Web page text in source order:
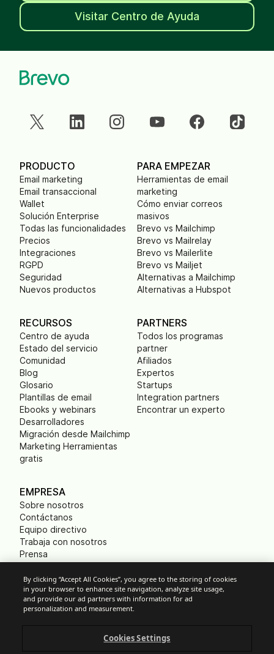
Visitar Centro de Ayuda
PRODUCTO
Email marketing
Email transaccional
Wallet
Solución Enterprise
Todas las funcionalidades
Precios
Integraciones
RGPD
Seguridad
Nuevos productos
PARA EMPEZAR
Herramientas de email
marketing
Cómo enviar correos
masivos
Brevo vs Mailchimp
Brevo vs Mailrelay
Brevo vs Mailerlite
Brevo vs Mailjet
Alternativas a Mailchimp
Alternativas a Hubspot
RECURSOS
Centro de ayuda
Estado del servicio
Comunidad
Blog
Glosario
Plantillas de email
Ebooks y webinars
Desarrolladores
Migración desde Mailchimp
Marketing Herramientas
gratis
PARTNERS
Todos los programas
partner
Afiliados
Expertos
Startups
Integration partners
Encontrar un experto
EMPRESA
Sobre nosotros
Contáctanos
Equipo directivo
Trabaja con nosotros
Prensa
Huella ecológica
By clicking “Accept All Cookies”, you agree to the storing of cookies
in your browser to enhance site navigation, analyze site usage,
and provide our ad partners with information for ad
personalization and measurement.
Cookies Settings